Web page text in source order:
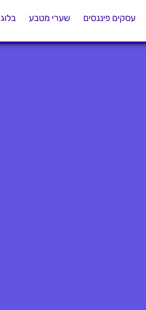
עסקים פיננסים שערי מטבע בלוג